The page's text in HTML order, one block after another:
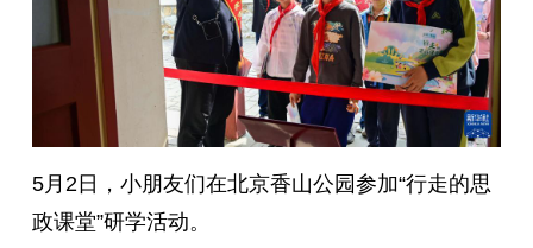
5月2日，小朋友们在北京香山公园参加“行走的思
政课堂”研学活动。